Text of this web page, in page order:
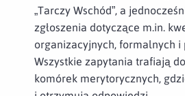
„Tarczy Wschód”, a
zgłoszenia dotyczące m.in.
organizacyjnych, formalnych i
Wszystkie zapytania trafiają
komórek merytorycznych,